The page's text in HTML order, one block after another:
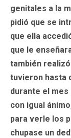
genitales a la
pidió que se
que ella
que le
también
tuvieron hasta
durante el mes
con igual
para verle los
chupase un